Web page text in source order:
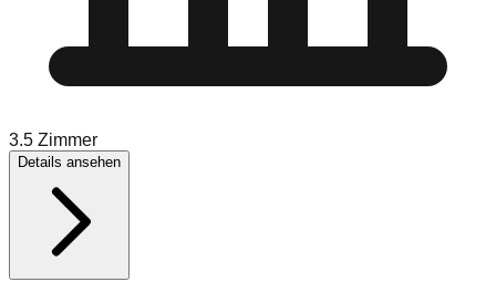
3.5 Zimmer
Details ansehen